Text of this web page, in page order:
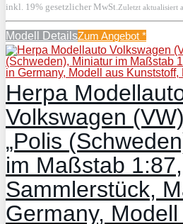
inkl. 19% gesetzlicher MwSt. Zuletzt aktualisiert
Modell DetailsZum Angebot *
Herpa
Volkswagen
„Polis
im Maßstab 1:87,
Sammlerstück,
Germany,